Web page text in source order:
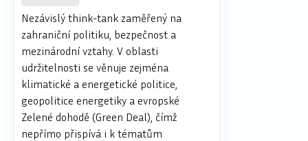
Nezávislý think-tank zaměřený na
zahraniční politiku, bezpečnost a
mezinárodní vztahy. V oblasti
udržitelnosti se věnuje zejména
klimatické a energetické politice,
geopolitice energetiky a evropské
Zelené dohodě (Green Deal), čímž
nepřímo přispívá i k tématům